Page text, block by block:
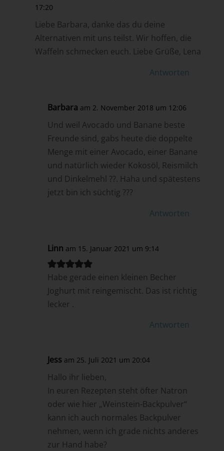
17:20
Liebe Barbara, danke das du deine
Alternativen mit uns teilst. Wir hoffen, die
Waffeln schmecken euch. Liebe Grüße, Lena
Antworten
Barbara am 2. November 2018 um 12:06
Und weil Avocado und Banane beste
Freunde sind, gabs heute die doppelte
Menge mit einer Avocado, einer Banane
und natürlich wieder Kokosöl, Reismilch
und Dinkelmehl ??. Haha und spätestens
jetzt bin ich süchtig ???
Antworten
Linn am 15. Januar 2021 um 9:14
Habe gerade einen kleinen Becher
Joghurt mit reingemischt. Das ist richtig
lecker .
Antworten
Jess am 25. Juli 2021 um 20:04
Hallo ihr lieben,
In euren Rezepten steht öfter Natron
oder wie hier „Weinstein-Backpulver“
kann ich auch normales Backpulver
nehmen, wenn ich grade nichts anderes
zur Hand habe?